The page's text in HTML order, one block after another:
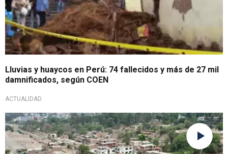
Lluvias y huaycos en Perú: 74 fallecidos y más de 27 mil
damnificados, según COEN
ACTUALIDAD
Pide apoyo